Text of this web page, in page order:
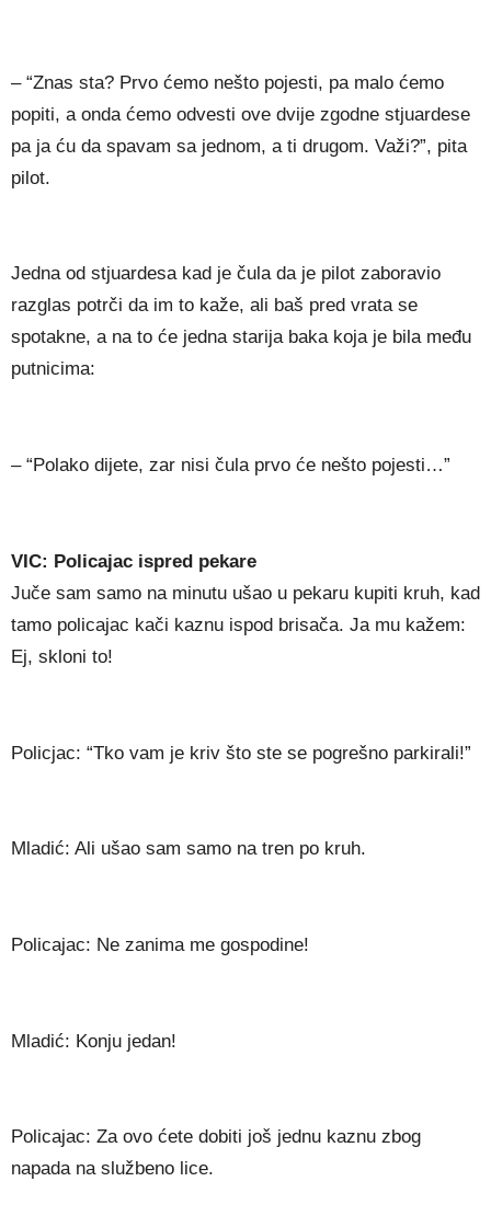
– “Znas sta? Prvo ćemo nešto pojesti, pa malo ćemo
popiti, a onda ćemo odvesti ove dvije zgodne stjuardese
pa ja ću da spavam sa jednom, a ti drugom. Važi?”, pita
pilot.
Jedna od stjuardesa kad je čula da je pilot zaboravio
razglas potrči da im to kaže, ali baš pred vrata se
spotakne, a na to će jedna starija baka koja je bila među
putnicima:
– “Polako dijete, zar nisi čula prvo će nešto pojesti…”
VIC: Policajac ispred pekare
Juče sam samo na minutu ušao u pekaru kupiti kruh, kad
tamo policajac kači kaznu ispod brisača. Ja mu kažem:
Ej, skloni to!
Policjac: “Tko vam je kriv što ste se pogrešno parkirali!”
Mladić: Ali ušao sam samo na tren po kruh.
Policajac: Ne zanima me gospodine!
Mladić: Konju jedan!
Policajac: Za ovo ćete dobiti još jednu kaznu zbog
napada na službeno lice.